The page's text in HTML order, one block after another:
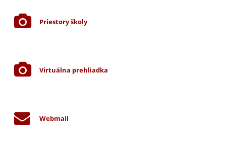
Priestory školy
Virtuálna prehliadka
Webmail